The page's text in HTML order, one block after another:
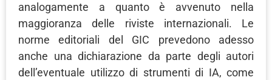
analogamente a quanto è avvenuto nella
maggioranza delle riviste internazionali. Le
norme editoriali del GIC prevedono adesso
anche una dichiarazione da parte degli autori
dell’eventuale utilizzo di strumenti di IA, come